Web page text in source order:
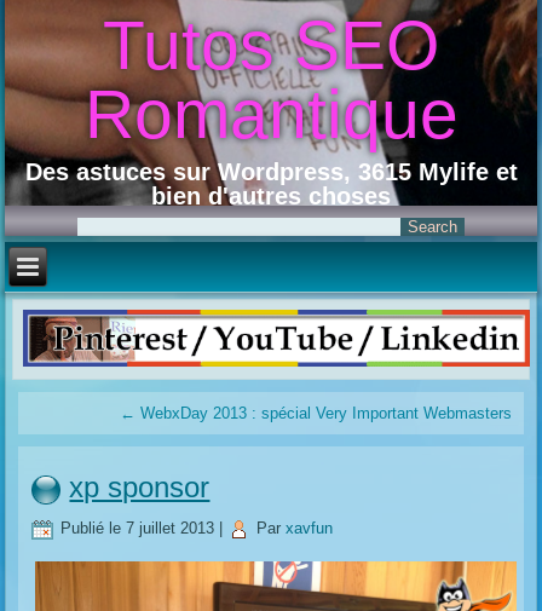
Tutos SEO
Romantique
Des astuces sur Wordpress, 3615 Mylife et
bien d'autres choses
← WebxDay 2013 : spécial Very Important Webmasters
xp sponsor
Publié le 7 juillet 2013 Par xavfun